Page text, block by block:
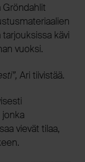
Gröndahlit
kävi
vuoksi.
Ari tiivistää.
vievät tilaa,